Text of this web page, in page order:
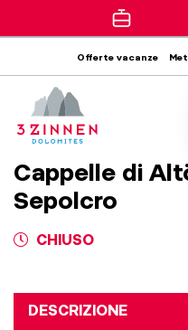
Offerte vacanze
Cappelle di
Sepolcro
CHIUSO
DESCRIZIONE